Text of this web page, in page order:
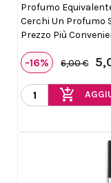
Profumo
Cerchi Un Profumo
Prezzo Più
-16% 6,00 €
add_shopping_cart